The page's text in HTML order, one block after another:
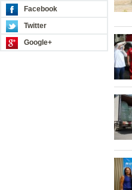
Facebook
Twitter
Google+